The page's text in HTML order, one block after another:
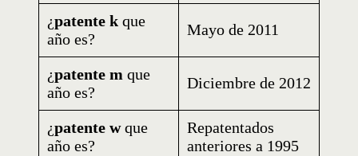
¿patente k que
año es?
Mayo de 2011
¿patente m que
año es?
Diciembre de 2012
¿patente wque
año es?
Repatentados
anteriores a 1995